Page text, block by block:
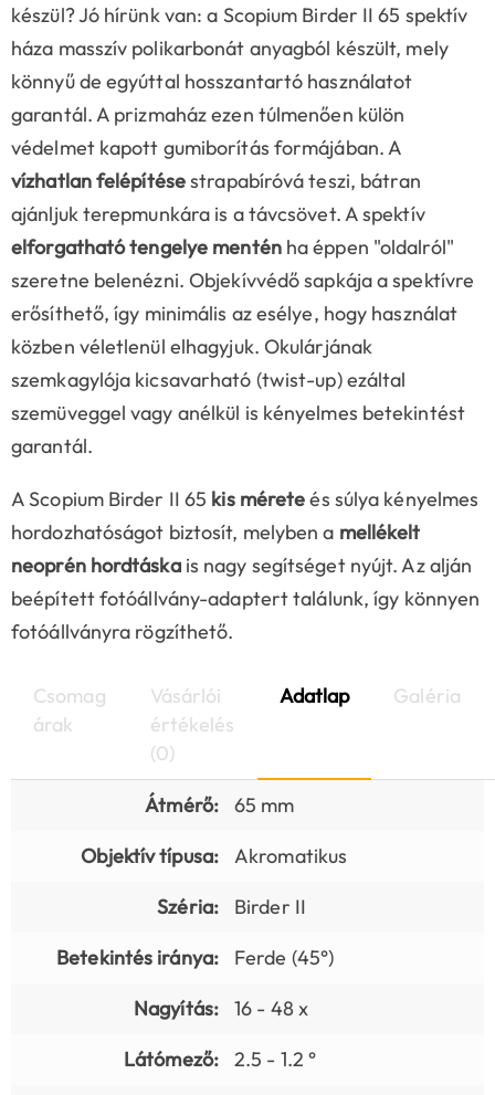
készül? Jó hírünk van: a Scopium Birder II 65 spektív
háza masszív polikarbonát anyagból készült, mely
könnyű de egyúttal hosszantartó használatot
garantál. A prizmaház ezen túlmenően külön
védelmet kapott gumiborítás formájában. A
vízhatlan felépítésestrapabíróvá teszi, bátran
ajánljuk terepmunkára is a távcsövet. A spektív
elforgatható tengelye menténha éppen "oldalról"
szeretne belenézni. Objekívvédő sapkája a spektívre
erősíthető, így minimális az esélye, hogy használat
közben véletlenül elhagyjuk. Okulárjának
szemkagylója kicsavarható (twist-up) ezáltal
szemüveggel vagy anélkül is kényelmes betekintést
garantál.
A Scopium Birder II 65 kis méreteés súlya kényelmes
hordozhatóságot biztosít, melyben a mellékelt
neoprén hordtáskais nagy segítséget nyújt. Az alján
beépített fotóállvány-adaptert találunk, így könnyen
fotóállványra rögzíthető.
Csomag
árak
Vásárlói
értékelés
(0)
Adatlap Galéria
Átmérő:
65 mm
Objektív típusa:
Akromatikus
Széria:
Birder II
Betekintés iránya:
Ferde (45°)
Nagyítás:
16 - 48 x
Látómező:
2.5 - 1.2 °